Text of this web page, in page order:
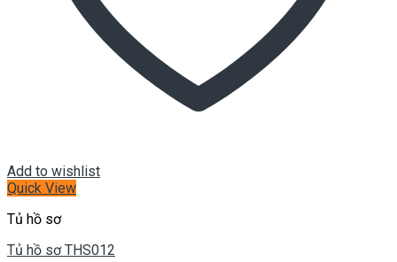
Add to wishlist
Quick View
Tủ hồ sơ
Tủ hồ sơ THS012